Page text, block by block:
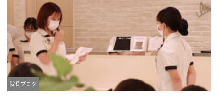
院長ブログ